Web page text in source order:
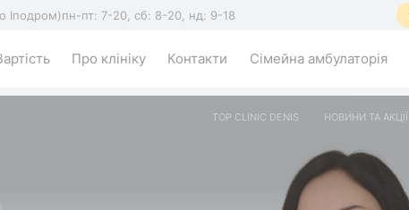
Іподром)пн-пт: 7-20, сб: 8-20, нд: 9-18
Про клініку Контакти Сімейна амбулаторія
TOP CLINIC DENIS НОВИНИ ТА АКЦІЇ